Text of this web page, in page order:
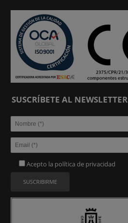
SUSCRÍBETE AL NEWSLETTER
Acepto la política de privacidad